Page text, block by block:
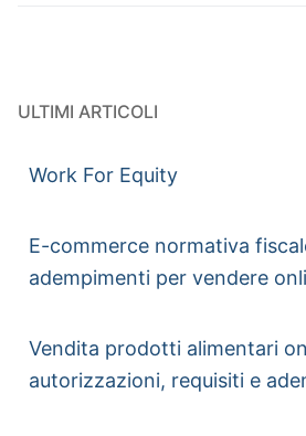
ULTIMI ARTICOLI
Work For Equity
E-commerce normativa
adempimenti per vendere
Vendita prodotti alimentari
autorizzazioni, requisiti e